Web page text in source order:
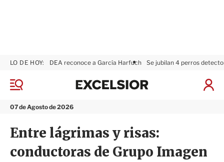
M
n
07 de Agosto de 2026
LO DE HOY: DEA reconoce a García Harfuch Se jubilan 4 perros
I
x
i
r
Entre lágrimas y risas:
conductoras de Grupo Imagen